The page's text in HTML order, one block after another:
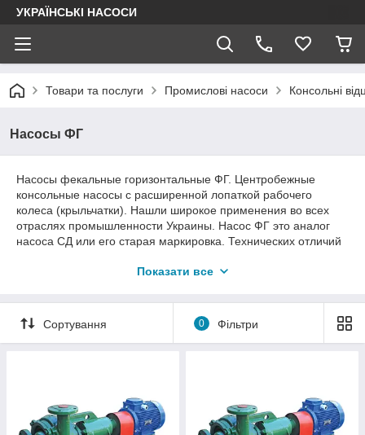
УКРАЇНСЬКІ НАСОСИ
Товари та послуги Промислові насоси Консольні
Насосы ФГ
Насосы фекальные горизонтальные ФГ. Центробежные
консольные насосы с расширенной лопаткой рабочего
колеса (крыльчатки). Нашли широкое применения во всех
отраслях промышленности Украины. Насос ФГ это аналог
насоса СД или его старая маркировка. Технических отличий
по вашему заказу насосы, насосные агрегаты, рамы, муфты,
патрубок, кронштейн и другие запчасти, а так же выполнит
капитальный ремонт насоса, либо его консервацию. Ціна
насоса ФГ або вартість доставки може змінюватись, за цим
Показати все
Сортування 0 Фільтри